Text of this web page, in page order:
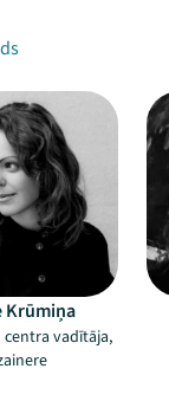
Krūmiņa
centra vadītāja,